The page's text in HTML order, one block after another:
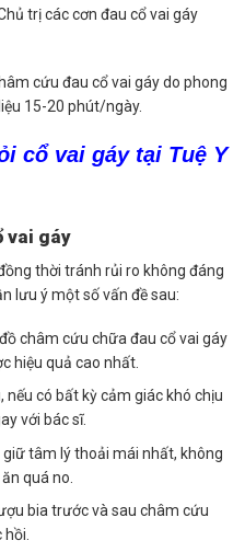
trị các cơn đau cổ vai gáy
cứu đau cổ vai gáy do phong
15-20 phút/ngày.
cổ vai gáy tại Tuệ Y
vai gáy
thời tránh rủi ro không đáng
lưu ý một số vấn đề sau:
châm cứu chữa đau cổ vai gáy
hiệu quả cao nhất.
có bất kỳ cảm giác khó chịu
với bác sĩ.
giữ tâm lý thoải mái nhất, không
quá no.
bia trước và sau châm cứu